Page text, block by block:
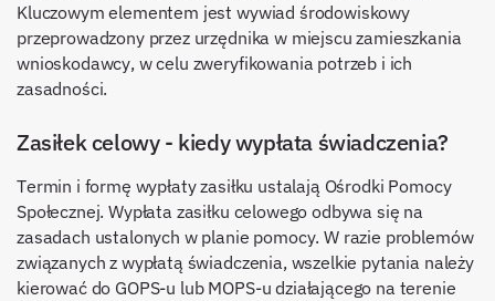
Kluczowym elementem jest wywiad środowiskowy
przeprowadzony przez urzędnika w miejscu zamieszkania
wnioskodawcy, w celu zweryfikowania potrzeb i ich
zasadności.
Zasiłek celowy - kiedy wypłata świadczenia?
Termin i formę wypłaty zasiłku ustalają Ośrodki Pomocy
Społecznej. Wypłata zasiłku celowego odbywa się na
zasadach ustalonych w planie pomocy. W razie problemów
związanych z wypłatą świadczenia, wszelkie pytania należy
kierować do GOPS-u lub MOPS-u działającego na terenie